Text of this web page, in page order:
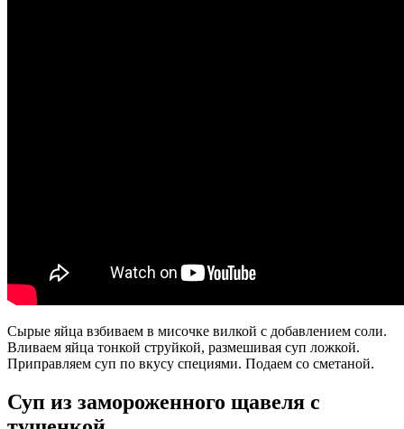
Сырые яйца взбиваем в мисочке вилкой с добавлением соли.
Вливаем яйца тонкой струйкой, размешивая суп ложкой.
Приправляем суп по вкусу специями. Подаем со сметаной.
Суп из замороженного щавеля с